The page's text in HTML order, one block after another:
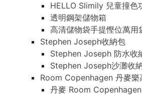
HELLO Slimily 兒童撞色
透明鋼架儲物箱
高清儲物袋手提慳位萬用
Stephen Joseph收納包
Stephen Joseph 防水收
Stephen Joseph沙灘收
Room Copenhagen 丹麥樂
丹麥 Room